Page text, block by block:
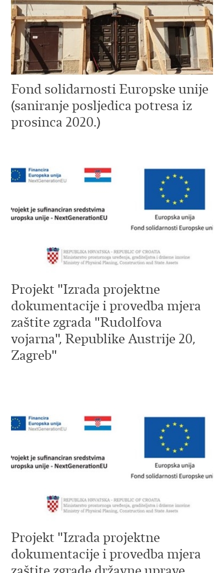
Fond solidarnosti Europske unije
(saniranje posljedica potresa iz
prosinca 2020.)
Projekt "Izrada projektne
dokumentacije i provedba mjera
zaštite zgrada "Rudolfova
vojarna", Republike Austrije 20,
Zagreb"
Projekt "Izrada projektne
dokumentacije i provedba mjera